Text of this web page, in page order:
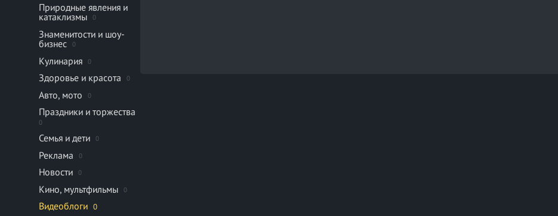
Природные явления и
катаклизмы
0
Знаменитости и шоу-
бизнес
0
Кулинария 0
Здоровье и красота 0
Авто, мото 0
Праздники и торжества
0
Семья и дети 0
Реклама 0
Новости 0
Кино, мультфильмы 0
Видеоблоги 0